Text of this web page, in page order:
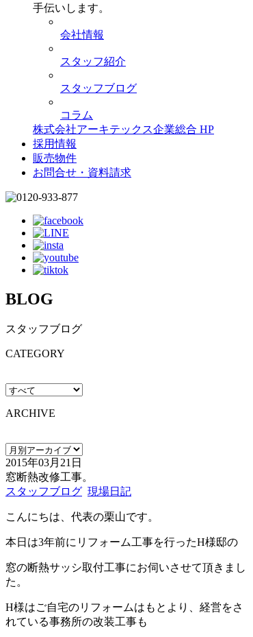
手伝いします。
会社情報
スタッフ紹介
スタッフブログ
コラム
株式会社アーキテックス企業総合 HP
採用情報
販売物件
お問合せ・資料請求
BLOG
スタッフブログ
CATEGORY
ARCHIVE
2015年03月21日
窓断熱改修工事。
スタッフブログ 現場日記
こんにちは、代表の栗山です。
本日は3年前にリフォーム工事を行ったH様邸の
窓の断熱サッシ取付工事にお伺いさせて頂きまし
た。
H様はご自宅のリフォームはもとより、経営をさ
れている事務所の改装工事も